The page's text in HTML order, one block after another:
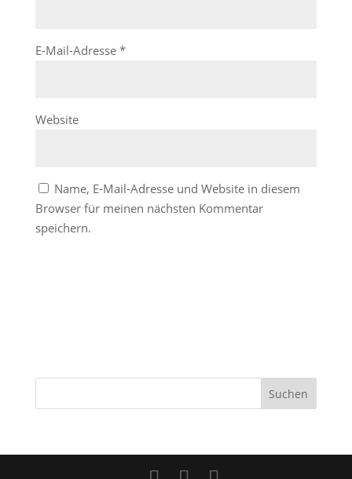
E-Mail-Adresse *
Website
Name, E-Mail-Adresse und Website in diesem
Browser für meinen nächsten Kommentar
speichern.